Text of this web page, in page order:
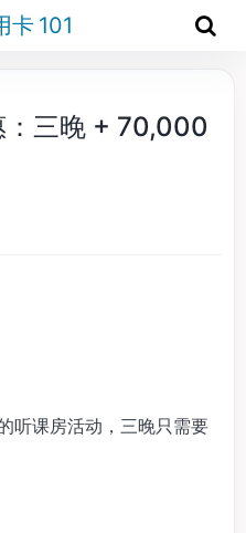
卡 101
：三晚 + 70,000
听课房活动，三晚只需要